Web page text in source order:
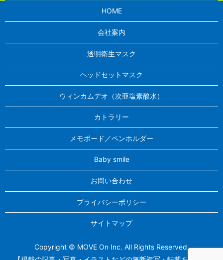
HOME
会社案内
透明衛生マスク
ヘッドセットマスク
ウィンカムデオ（次亜塩素酸水）
カトラリー
メモボード／ペンホルダー
Baby smile
お問い合わせ
プライバシーポリシー
サイトマップ
Copyright © MOVE On Inc. All Rights Reserved.